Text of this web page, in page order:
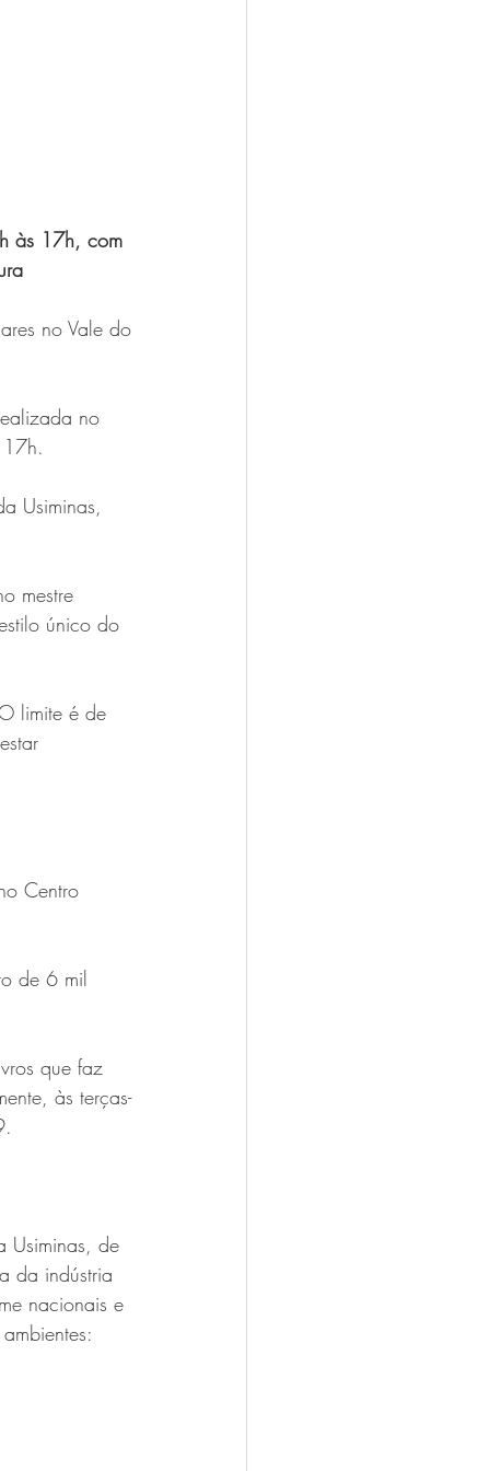
às 17h, com
no Vale do
no
Usiminas,
mestre
único do
limite é de
Centro
de 6 mil
que faz
às terças-
Usiminas, de
da indústria
nacionais e